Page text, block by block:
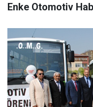
Enke Otomotiv